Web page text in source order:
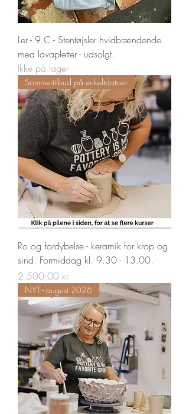
Ler - 9 C - Stentøjsler hvidbrændende
med lavapletter - udsolgt.
Ikke på lager
Sommertilbud på enkeltdatoer
Ro og fordybelse - keramik for krop og
sind. Formiddag kl. 9.30 - 13.00.
Pris
2.500,00 kr.
NYT - august 2026